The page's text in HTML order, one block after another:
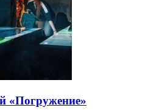
«Погружение»